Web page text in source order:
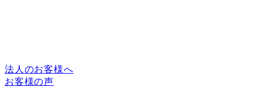
法人のお客様へ
お客様の声